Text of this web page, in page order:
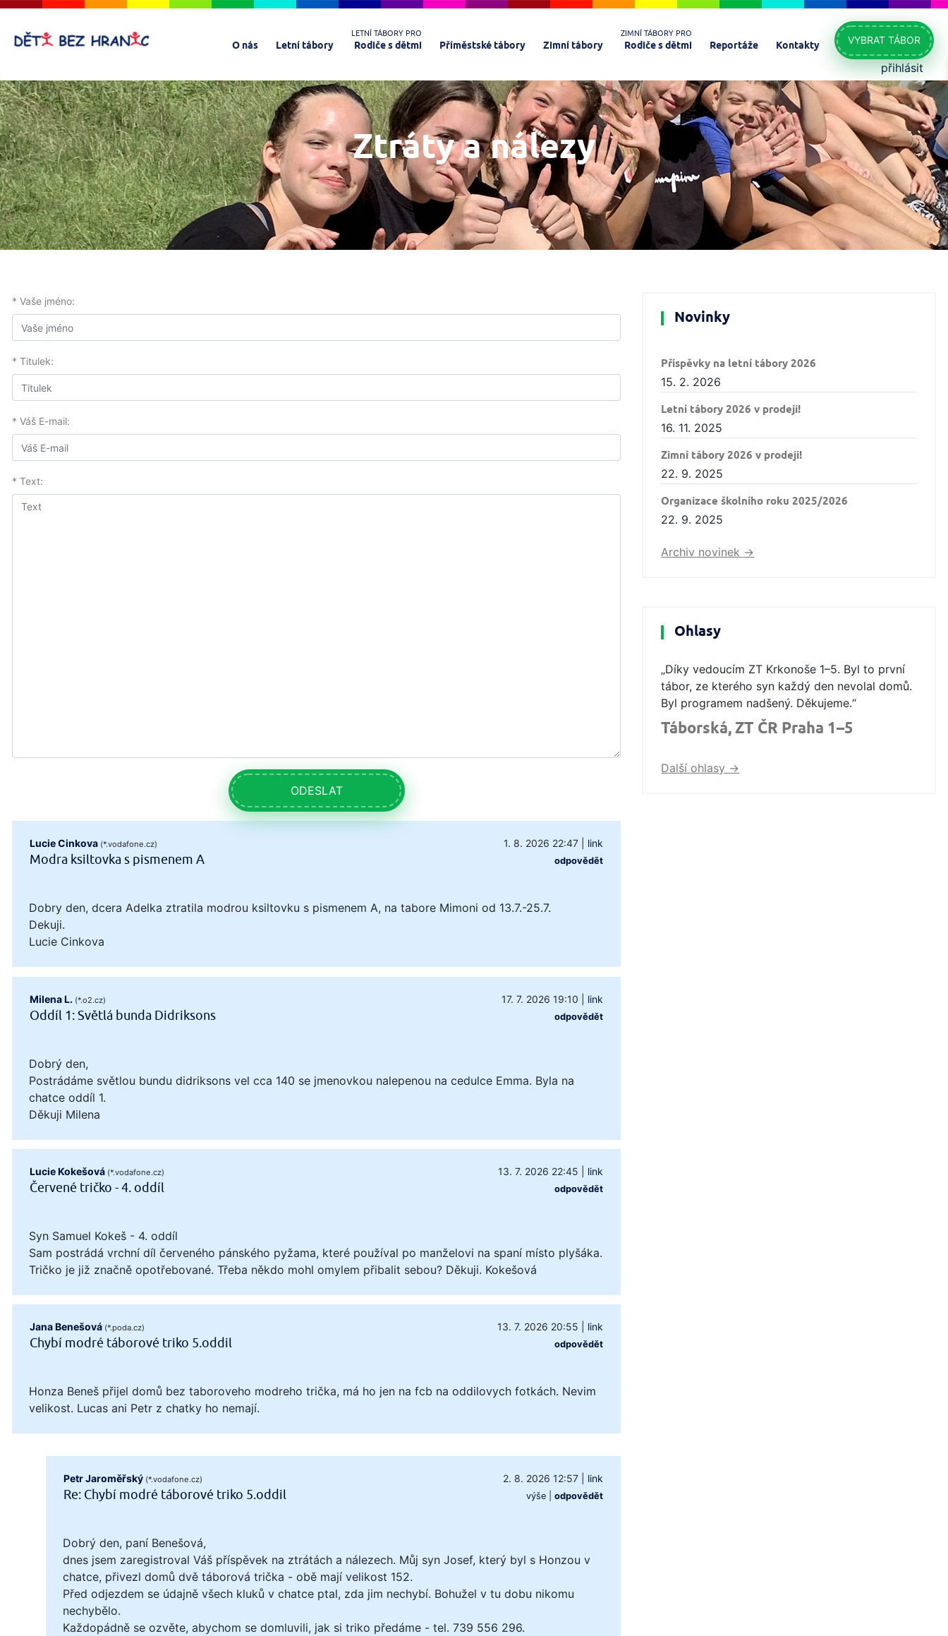
O nás Letní tábory
LETNÍ TÁBORY PRO
Rodiče s dětmi Příměstské tábory Zimní tábory
ZIMNÍ TÁBORY PRO
Rodiče s dětmi Reportáže Kontakty VYBRAT TÁBOR
přihlásit
Ztráty a nálezy
* Vaše jméno:
* Titulek:
* Váš E-mail:
* Text:
ODESLAT
Lucie Cinkova (*.vodafone.cz) 1. 8. 2026 22:47| link
Modra ksiltovka s pismenem A odpovědět
Dobry den, dcera Adelka ztratila modrou ksiltovku s pismenem A, na tabore Mimoni od 13.7.-25.7.
Dekuji.
Lucie Cinkova
Milena L. (*.o2.cz) 17. 7. 2026 19:10 link
Oddíl 1: Světlá bunda Didriksons odpovědět
Dobrý den,
Postrádáme světlou bundu didriksons vel cca 140 se jmenovkou nalepenou na cedulce Emma. Byla na
chatce oddíl 1.
Děkuji Milena
Lucie Kokešová (*.vodafone.cz) 13. 7. 2026 22:45 link
Červené tričko - 4. oddíl odpovědět
Syn Samuel Kokeš - 4. oddíl
Sam postrádá vrchní díl červeného pánského pyžama, které používal po manželovi na spaní místo plyšáka.
Tričko je již značně opotřebované. Třeba někdo mohl omylem přibalit sebou? Děkuji. Kokešová
Jana Benešová (*.poda.cz) 13. 7. 2026 20:55 link
Chybí modré táborové triko 5.oddil odpovědět
Honza Beneš přijel domů bez taboroveho modreho trička, má ho jen na fcb na oddilovych fotkách. Nevim
velikost. Lucas ani Petr z chatky ho nemají.
Petr Jaroměřský (*.vodafone.cz) 2. 8. 2026 12:57| link
Re: Chybí modré táborové triko 5.oddil výše| odpovědět
Dobrý den, paní Benešová,
dnes jsem zaregistroval Váš příspěvek na ztrátách a nálezech. Můj syn Josef, který byl s Honzou v
chatce, přivezl domů dvě táborová trička - obě mají velikost 152.
Před odjezdem se údajně všech kluků v chatce ptal, zda jim nechybí. Bohužel v tu dobu nikomu
nechybělo.
Každopádně se ozvěte, abychom se domluvili, jak si triko předáme - tel. 739 556 296.
Novinky
Příspěvky na letní tábory 2026
15. 2. 2026
Letní tábory 2026 v prodeji!
16. 11. 2025
Zimní tábory 2026 v prodeji!
22. 9. 2025
Organizace školního roku 2025/2026
22. 9. 2025
Archiv novinek ->
Ohlasy
„Díky vedoucím ZT Krkonoše 1–5. Byl to první
tábor, ze kterého syn každý den nevolal domů.
Byl programem nadšený. Děkujeme.“
Táborská, ZT ČR Praha 1–5
Další ohlasy ->